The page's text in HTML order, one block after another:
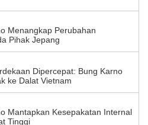
Menangkap Perubahan
Pihak Jepang
Dipercepat: Bung Karno
ke Dalat Vietnam
Mantapkan Kesepakatan Internal
Tinggi